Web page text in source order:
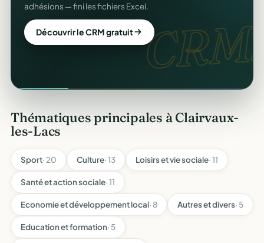
CRM.
adhésions — fini les fichiers Excel.
Découvrir le CRM gratuit
Thématiques principales à Clairvaux-
les-Lacs
Sport· 20 Culture· 13 Loisirs et vie sociale· 11
Santé et action sociale· 11
Economie et développement local· 8 Autres et divers· 5
Education et formation· 5